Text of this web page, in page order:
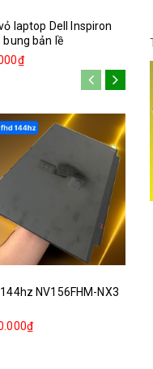
laptop Dell Inspiron
bung bản lề
NV156FHM-NX3